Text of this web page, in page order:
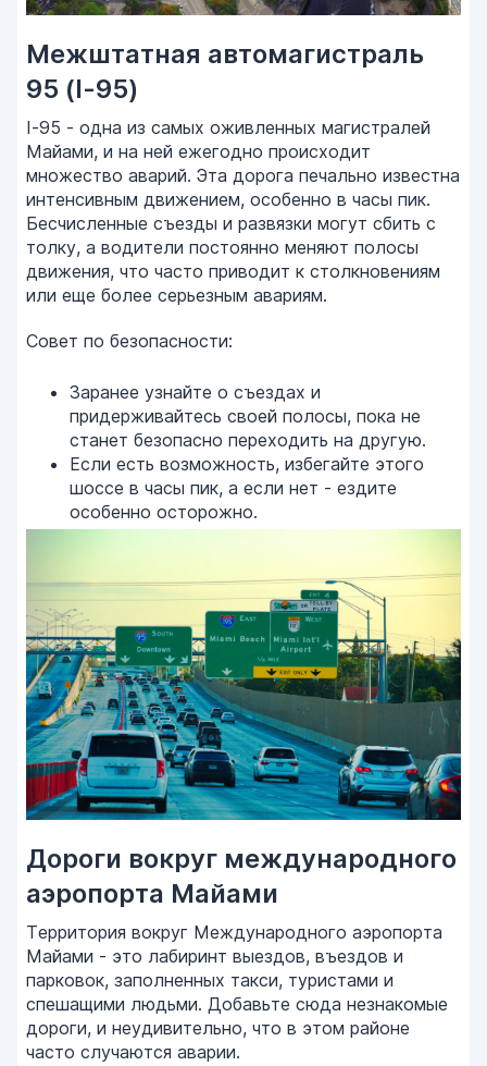
Межштатная автомагистраль
95 (I-95)
I-95 - одна из самых оживленных магистралей
Майами, и на ней ежегодно происходит
множество аварий. Эта дорога печально известна
интенсивным движением, особенно в часы пик.
Бесчисленные съезды и развязки могут сбить с
толку, а водители постоянно меняют полосы
движения, что часто приводит к столкновениям
или еще более серьезным авариям.
Совет по безопасности:
Заранее узнайте о съездах и
придерживайтесь своей полосы, пока не
станет безопасно переходить на другую.
Если есть возможность, избегайте этого
шоссе в часы пик, а если нет - ездите
особенно осторожно.
Дороги вокруг международного
аэропорта Майами
Территория вокруг Международного аэропорта
Майами - это лабиринт выездов, въездов и
парковок, заполненных такси, туристами и
спешащими людьми. Добавьте сюда незнакомые
дороги, и неудивительно, что в этом районе
часто случаются аварии.